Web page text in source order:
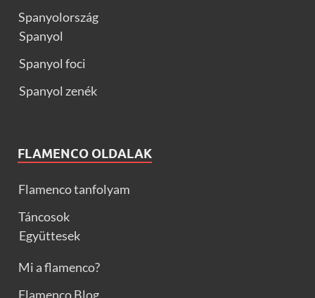
Spanyolország
Spanyol
Spanyol foci
Spanyol zenék
FLAMENCO OLDALAK
Flamenco tanfolyam
Táncosok
Együttesek
Mi a flamenco?
Flamenco Blog